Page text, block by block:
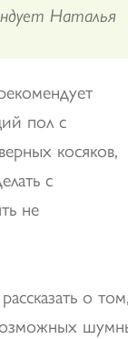
Наталья
пол с
косяков,
с
не
о